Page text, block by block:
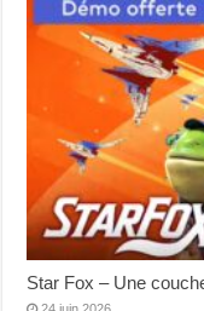
Star Fox – Une